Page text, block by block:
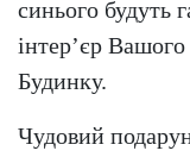
синього будуть
інтер’єр
Будинку.
Чудовий